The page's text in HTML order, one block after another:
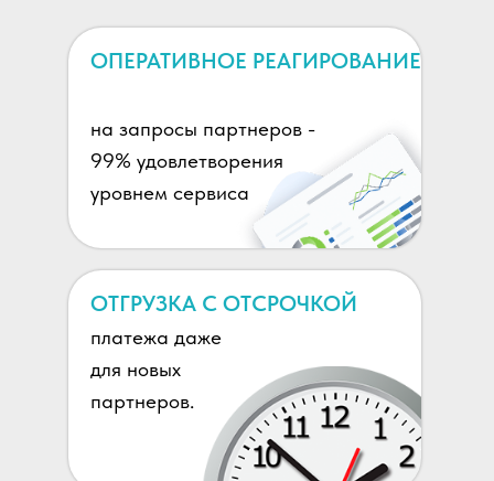
ОПЕРАТИВНОЕ РЕАГИРОВАНИЕ
на запросы партнеров -
99% удовлетворения
уровнем сервиса
ОТГРУЗКА С ОТСРОЧКОЙ
платежа даже
для новых
партнеров.